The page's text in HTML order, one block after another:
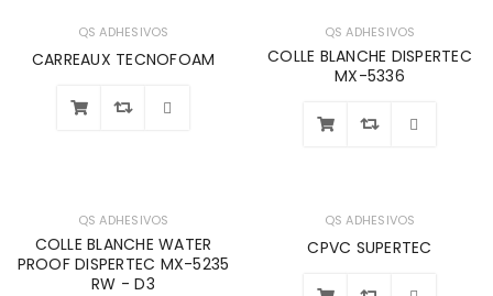
QS ADHESIVOS
CARREAUX TECNOFOAM
QS ADHESIVOS
COLLE BLANCHE DISPERTEC
MX-5336
QS ADHESIVOS
COLLE BLANCHE WATER
PROOF DISPERTEC MX-5235
RW - D3
QS ADHESIVOS
CPVC SUPERTEC